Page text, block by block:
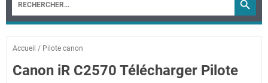
Accueil / Pilote canon
Canon iR C2570 Télécharger Pilote